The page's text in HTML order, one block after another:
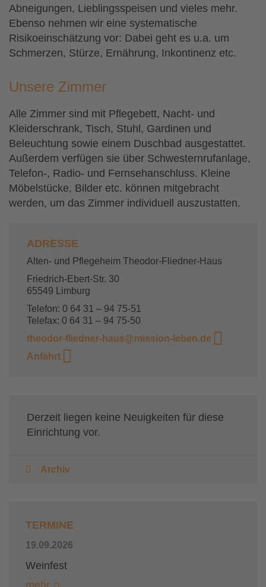
Abneigungen, Lieblingsspeisen und vieles mehr.
Ebenso nehmen wir eine systematische
Risikoeinschätzung vor: Dabei geht es u.a. um
Schmerzen, Stürze, Ernährung, Inkontinenz etc.
Unsere Zimmer
Alle Zimmer sind mit Pflegebett, Nacht- und
Kleiderschrank, Tisch, Stuhl, Gardinen und
Beleuchtung sowie einem Duschbad ausgestattet.
Außerdem verfügen sie über Schwesternrufanlage,
Telefon-, Radio- und Fernsehanschluss. Kleine
Möbelstücke, Bilder etc. können mitgebracht
werden, um das Zimmer individuell auszustatten.
ADRESSE
Alten- und Pflegeheim Theodor-Fliedner-Haus
Friedrich-Ebert-Str. 30
65549 Limburg
Telefon: 0 64 31 – 94 75-51
Telefax: 0 64 31 – 94 75-50
theodor-fliedner-haus@mission-leben.de
Anfahrt
Derzeit liegen keine Neuigkeiten für diese
Einrichtung vor.
Archiv
TERMINE
19.09.2026
Weinfest